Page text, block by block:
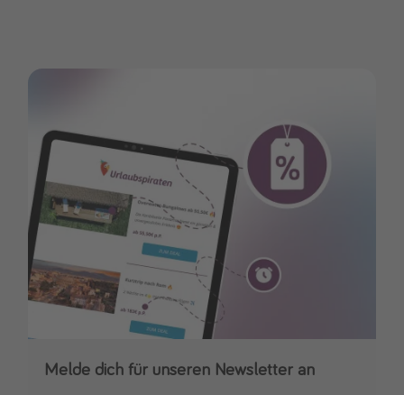
Melde dich für unseren Newsletter an
Downloade unsere App